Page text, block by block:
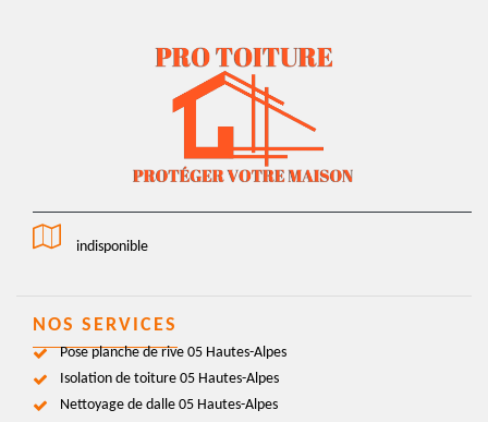
indisponible
NOS SERVICES
Pose planche de rive 05 Hautes-Alpes
Isolation de toiture 05 Hautes-Alpes
Nettoyage de dalle 05 Hautes-Alpes